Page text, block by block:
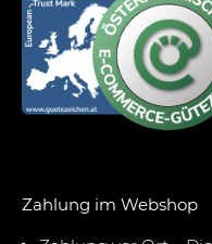
Zahlung im Webshop